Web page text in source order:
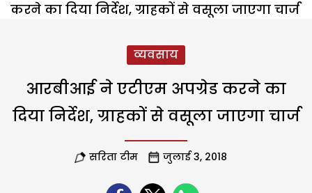
करने का दिया निर्देश, ग्राहकों से वसूला जाएगा चार्ज
व्यवसाय
आरबीआई ने एटीएम अपग्रेड करने का
दिया निर्देश, ग्राहकों से वसूला जाएगा चार्ज
सरिता टीम जुलाई 3, 2018